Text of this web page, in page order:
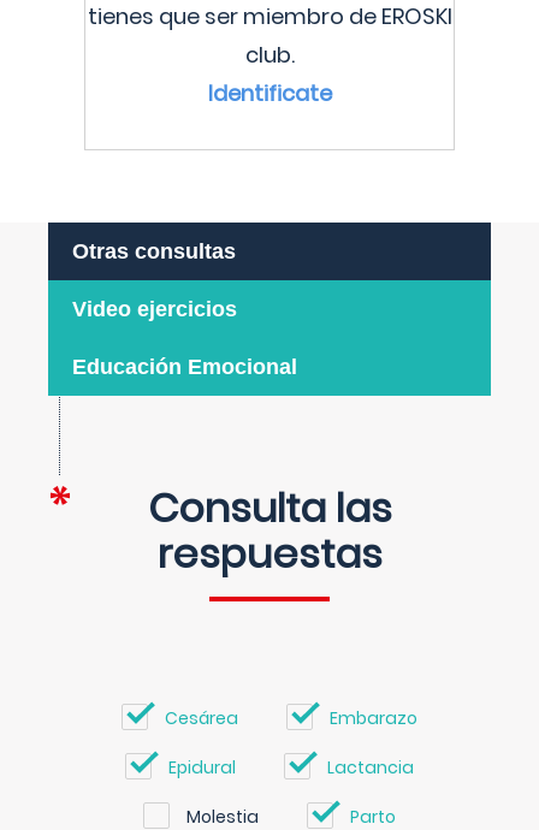
tienes que ser miembro de EROSKI
club.
Identificate
Otras consultas
Video ejercicios
Educación Emocional
Consulta las
respuestas
Cesárea Embarazo
Epidural Lactancia
Molestia Parto